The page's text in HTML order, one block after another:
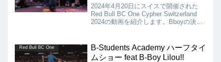
2024年4月20日にスイスで開催された
Red Bull BC One Cypher Switzerland
2024の動画を紹介します。Bboyの決勝
が、結果はLOTUS、BECCAの優勝とな
りました!!
Red Bull BC One
B-Students Academy ハーフタイ
ムショー feat B-Boy Lilou!!